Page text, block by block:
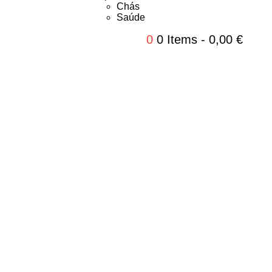
Chás
Saúde
0 0 Items- 0,00 €